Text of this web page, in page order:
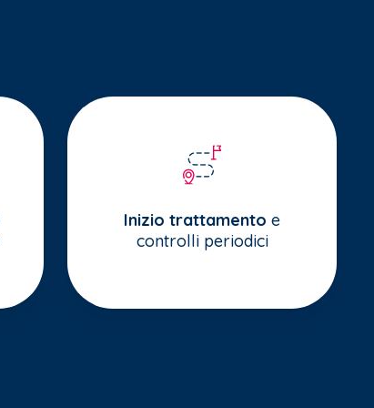
Inizio trattamentoe
controlli periodici